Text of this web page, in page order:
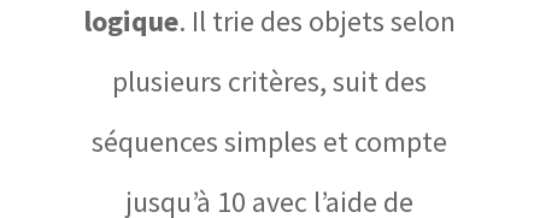
logique. Il trie des objets selon
plusieurs critères, suit des
séquences simples et compte
jusqu’à 10 avec l’aide de